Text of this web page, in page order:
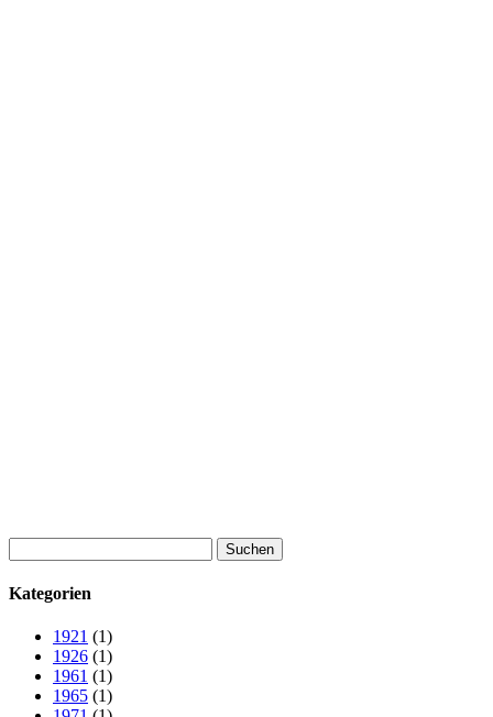
nach:
Kategorien
1921 (1)
1926 (1)
1961 (1)
1965 (1)